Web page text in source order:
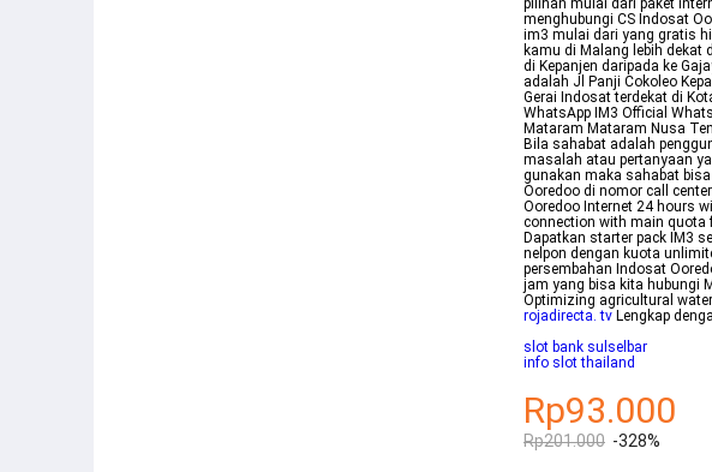
pilihan mulai dari paket
menghubungi CS Indosat
im3 mulai dari yang gratis
kamu di Malang lebih dekat
di Kepanjen daripada ke
adalah Jl Panji Cokoleo
Gerai Indosat terdekat di
WhatsApp IM3 Official
Mataram Mataram Nusa
Bila sahabat adalah
masalah atau pertanyaan
gunakan maka sahabat
Ooredoo di nomor call
Ooredoo Internet 24 hours
connection with main quota
Dapatkan starter pack IM3
nelpon dengan kuota
persembahan Indosat
jam yang bisa kita hubungi
Optimizing agricultural
rojadirecta. tv Lengkap
slot bank sulselbar
info slot thailand
Rp93.000
Rp201.000 -328%